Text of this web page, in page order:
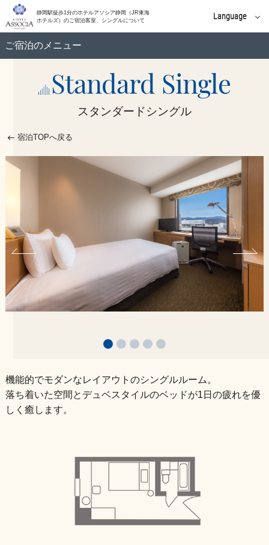
静岡駅徒歩1分のホテルアソシア静岡（JR東海
ホテルズ）のご宿泊客室、シングルについて
Language
中文(繁體字)
ご宿泊のメニュー
スタンダードシングル
スタンダードダブル
スーペリアダブル
モデレートツイン
スーペリアツイン
エグゼクティブスイート
Standard Single
スタンダードシングル
宿泊TOPへ戻る
機能的でモダンなレイアウトのシングルルーム。
落ち着いた空間とデュベスタイルのベッドが1日の疲れを優
しく癒します。